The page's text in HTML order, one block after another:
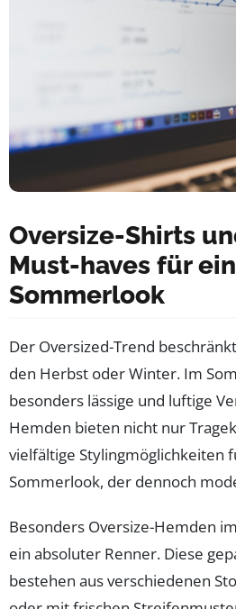
Oversize-Shirts
Must-haves für
Sommerlook
Der Oversized-Trend
den Herbst oder Winter. Im
besonders lässige und luftige
Hemden bieten nicht nur
vielfältige Stylingmöglichkeiten
Sommerlook, der dennoch
Besonders Oversize-Hemden
ein absoluter Renner. Diese
bestehen aus verschiedenen